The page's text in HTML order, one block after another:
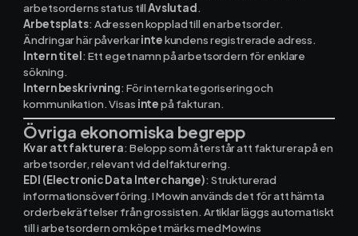
Signatur
Fakturering
Kontakt och support
Telefon: 0300-120 11
Mån - Fre 8:00 - 16:00
E-post:info@mowin.se
arbetsorderns status tillAvslutad.
Arbetsplats: Adressen kopplad till en arbetsorder.
Ändringar här påverkarintekundens registrerade adress.
Intern titel: Ett eget namn på arbetsordern för enklare
sökning.
Intern beskrivning: För intern kategorisering och
kommunikation. Visas intepå fakturan.
Övriga ekonomiska begrepp
Kvar att fakturera: Belopp som återstår att fakturera på en
arbetsorder, relevant vid delfakturering.
EDI (Electronic Data Interchange): Strukturerad
informationsöverföring. I Mowin används det för att hämta
orderbekräftelser från grossisten. Artiklar läggs automatiskt
till i arbetsordern om köpet märks med Mowins